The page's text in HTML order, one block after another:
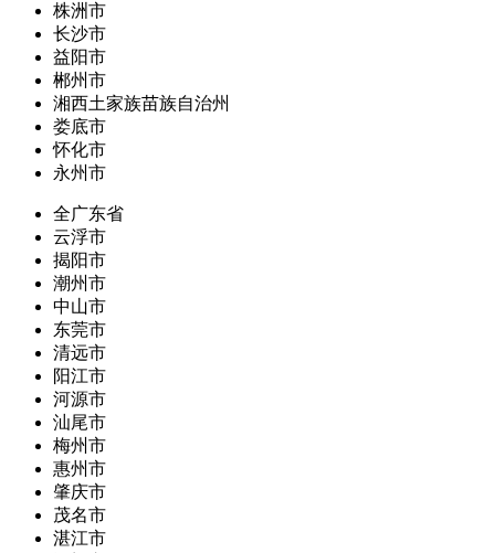
株洲市
长沙市
益阳市
郴州市
湘西土家族苗族自治州
娄底市
怀化市
永州市
全广东省
云浮市
揭阳市
潮州市
中山市
东莞市
清远市
阳江市
河源市
汕尾市
梅州市
惠州市
肇庆市
茂名市
湛江市